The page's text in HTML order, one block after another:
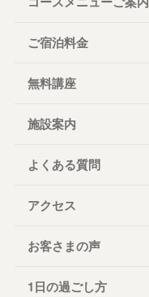
ご宿泊料金
無料講座
施設案内
よくある質問
アクセス
お客さまの声
1日の過ごし方